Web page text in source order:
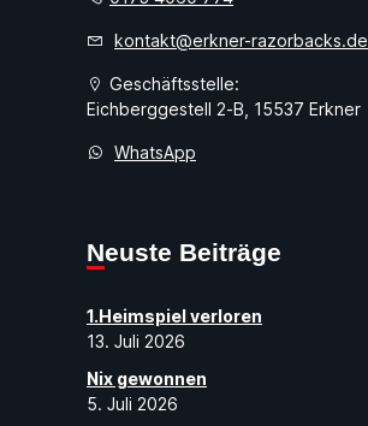
kontakt@erkner-razorbacks.de
Geschäftsstelle:
Eichberggestell 2-B, 15537 Erkner
WhatsApp
Neuste Beiträge
1.Heimspiel verloren
13. Juli 2026
Nix gewonnen
5. Juli 2026